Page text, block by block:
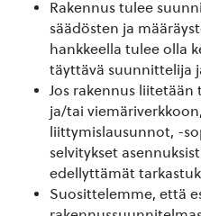
Rakennus tulee
säädösten ja
hankkeella tulee olla
täyttävä suunnittelija
Jos rakennus
ja/tai
liittymislausunnot, -
selvitykset
edellyttämät
Suosittelemme, että